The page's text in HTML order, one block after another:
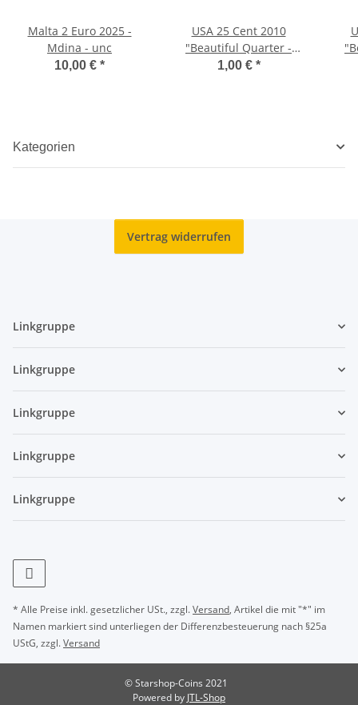
Malta 2 Euro 2025 -
Mdina - unc
10,00 € *
USA 25 Cent 2010
"Beautiful Quarter -
Yosemity" D
1,00 € *
Kategorien
Vertrag widerrufen
Linkgruppe
Linkgruppe
Linkgruppe
Linkgruppe
Linkgruppe
* Alle Preise inkl. gesetzlicher USt., zzgl.Versand, Artikel die mit "*" im
Namen markiert sind unterliegen der Differenzbesteuerung nach §25a
UStG, zzgl.Versand
© Starshop-Coins 2021
Powered by JTL-Shop